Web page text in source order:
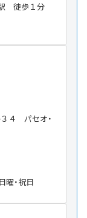
徒歩１分
４ パセオ・
曜・祝日